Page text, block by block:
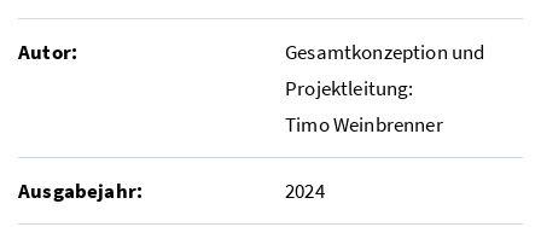
Autor:
Gesamtkonzeption und
Projektleitung:
Timo Weinbrenner
Ausgabejahr: 2024